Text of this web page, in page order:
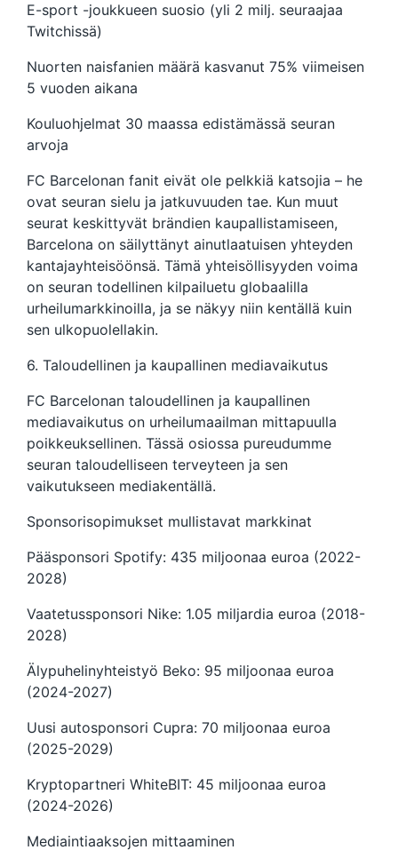
E-sport -joukkueen suosio (yli 2 milj. seuraajaa
Twitchissä)
Nuorten naisfanien määrä kasvanut 75% viimeisen
5 vuoden aikana
Kouluohjelmat 30 maassa edistämässä seuran
arvoja
FC Barcelonan fanit eivät ole pelkkiä katsojia – he
ovat seuran sielu ja jatkuvuuden tae. Kun muut
seurat keskittyvät brändien kaupallistamiseen,
Barcelona on säilyttänyt ainutlaatuisen yhteyden
kantajayhteisöönsä. Tämä yhteisöllisyyden voima
on seuran todellinen kilpailuetu globaalilla
urheilumarkkinoilla, ja se näkyy niin kentällä kuin
sen ulkopuolellakin.
6. Taloudellinen ja kaupallinen mediavaikutus
FC Barcelonan taloudellinen ja kaupallinen
mediavaikutus on urheilumaailman mittapuulla
poikkeuksellinen. Tässä osiossa pureudumme
seuran taloudelliseen terveyteen ja sen
vaikutukseen mediakentällä.
Sponsorisopimukset mullistavat markkinat
Pääsponsori Spotify: 435 miljoonaa euroa (2022-
2028)
Vaatetussponsori Nike: 1.05 miljardia euroa (2018-
2028)
Älypuhelinyhteistyö Beko: 95 miljoonaa euroa
(2024-2027)
Uusi autosponsori Cupra: 70 miljoonaa euroa
(2025-2029)
Kryptopartneri WhiteBIT: 45 miljoonaa euroa
(2024-2026)
Mediaintiaaksojen mittaaminen